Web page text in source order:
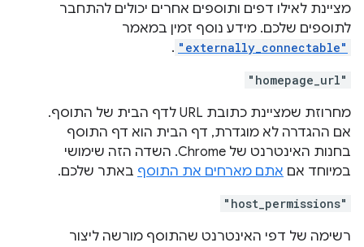
מציינת לאילו דפים ותוספים אחרים יכולים להתחבר
לתוספים שלכם. מידע נוסף זמין במאמר
"externally_connectable"
.
"homepage_url"
מחרוזת שמציינת כתובת URL לדף הבית של התוסף.
אם ההגדרה לא מוגדרת, דף הבית הוא דף התוסף
בחנות האינטרנט של Chrome. השדה הזה שימושי
במיוחד אם אתם מארחים את התוסף באתר שלכם.
"host_permissions"
רשימה של דפי האינטרנט שהתוסף מורשה ליצור